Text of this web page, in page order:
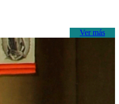
Ver más